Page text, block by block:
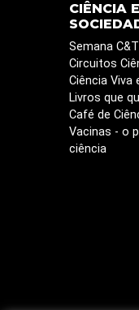
CIÊNCIA E
Semana C&T
Circuitos
Ciência Viva
Livros que
Café de
Vacinas - o
ciência